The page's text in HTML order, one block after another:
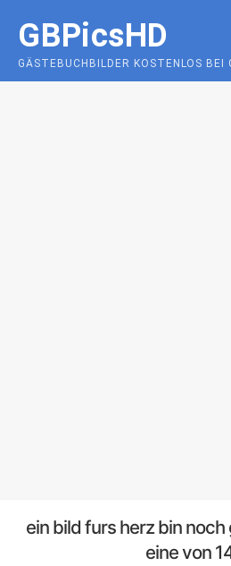
content
GBPicsHD
GÄSTEBUCHBILDER KOSTENLOS BEI
ein bild furs herz bin
eine von